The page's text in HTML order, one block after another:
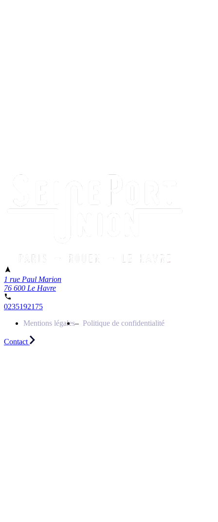
1 rue Paul Marion
76 600 Le Havre
0235192175
Mentions légales
Politique de confidentialité
Contact